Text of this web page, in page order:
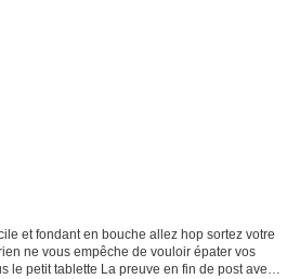
et fondant en bouche allez hop sortez votre
ne vous empêche de vouloir épater vos
le petit tablette La preuve en fin de post avec